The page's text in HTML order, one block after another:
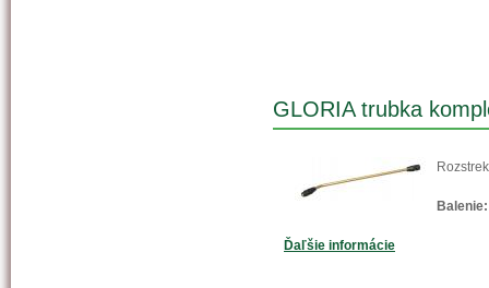
GLORIA trubka
Balenie:
Ďaľšie informácie